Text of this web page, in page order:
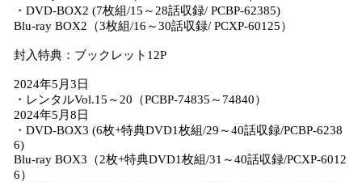
・DVD-BOX2 (7枚組/15～28話収録/ PCBP-62385)
Blu-ray BOX2（3枚組/16～30話収録/ PCXP-60125）
封入特典：ブックレット12P
2024年5月3日
・レンタルVol.15～20（PCBP-74835～74840）
2024年5月8日
・DVD-BOX3 (6枚+特典DVD1枚組/29～40話収録/PCBP-6238
6)
Blu-ray BOX3（2枚+特典DVD1枚組/31～40話収録/PCXP-6012
6）